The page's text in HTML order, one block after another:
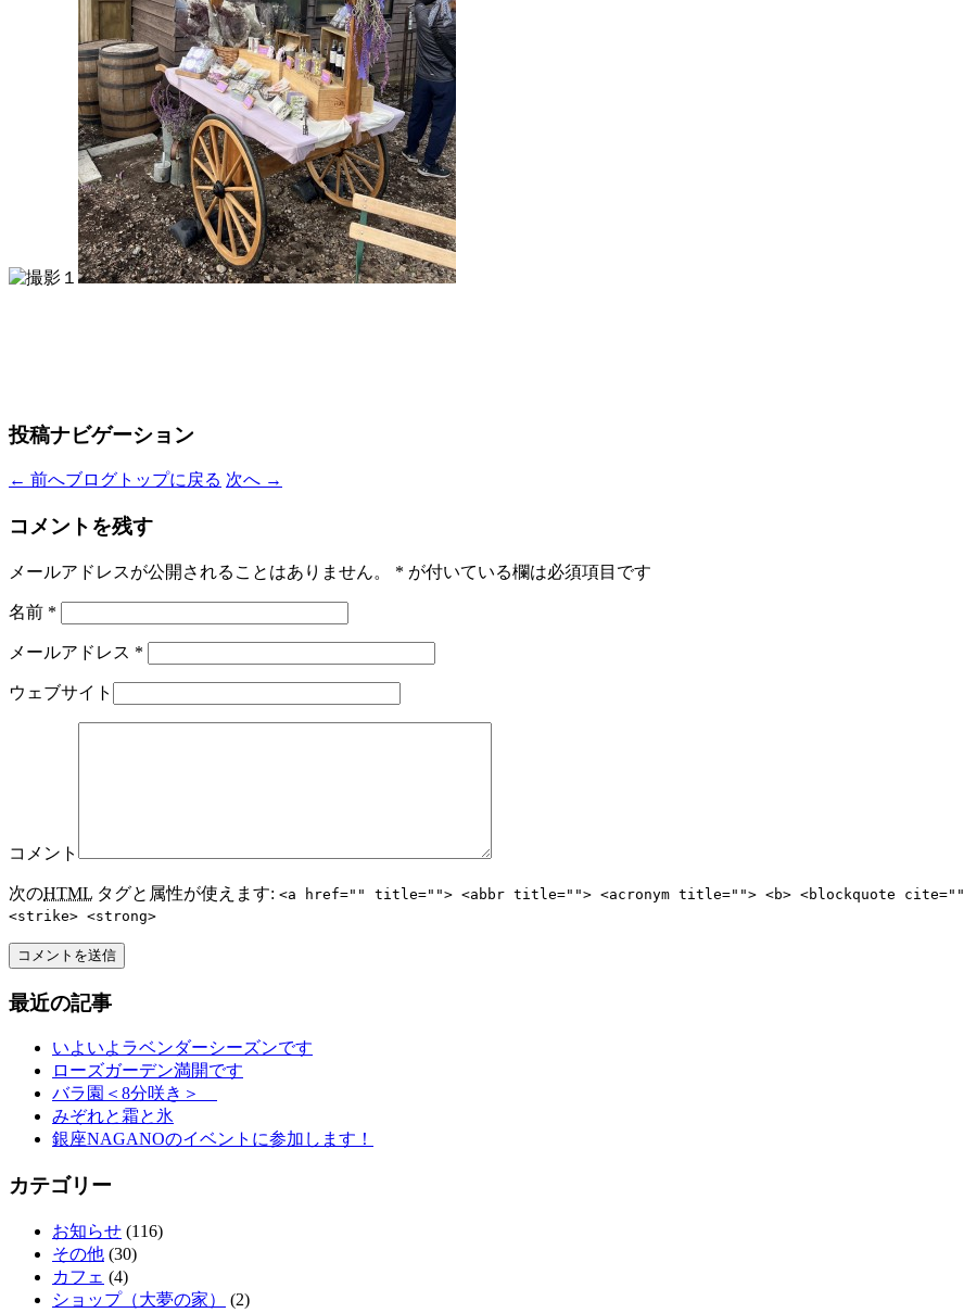
投稿ナビゲーション
← 前へブログトップに戻る 次へ →
コメントを残す
メールアドレスが公開されることはありません。 * が付いている欄は必須項目です
名前 *
メールアドレス *
ウェブサイト
コメント
次のHTML タグと属性が使えます: <a href="" title=""> <abbr title=""> <acronym title=""> <b> <blockquote
<strike> <strong>
最近の記事
いよいよラベンダーシーズンです
ローズガーデン満開です
バラ園＜8分咲き＞
みぞれと霜と氷
銀座NAGANOのイベントに参加します！
カテゴリー
お知らせ (116)
その他 (30)
カフェ (4)
ショップ（大夢の家）
(2)